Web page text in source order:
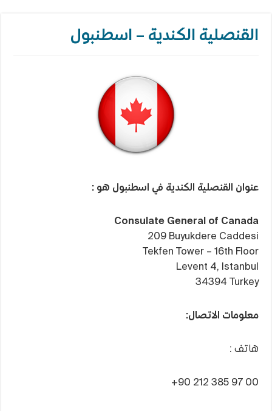
القنصلية الكندية – اسطنبول
عنوان القنصلية الكندية في اسطنبول هو :
Consulate General of Canada
209 Buyukdere Caddesi
Tekfen Tower – 16th Floor
Levent 4, Istanbul
34394 Turkey
معلومات الاتصال:
هاتف :
+90 212 385 97 00